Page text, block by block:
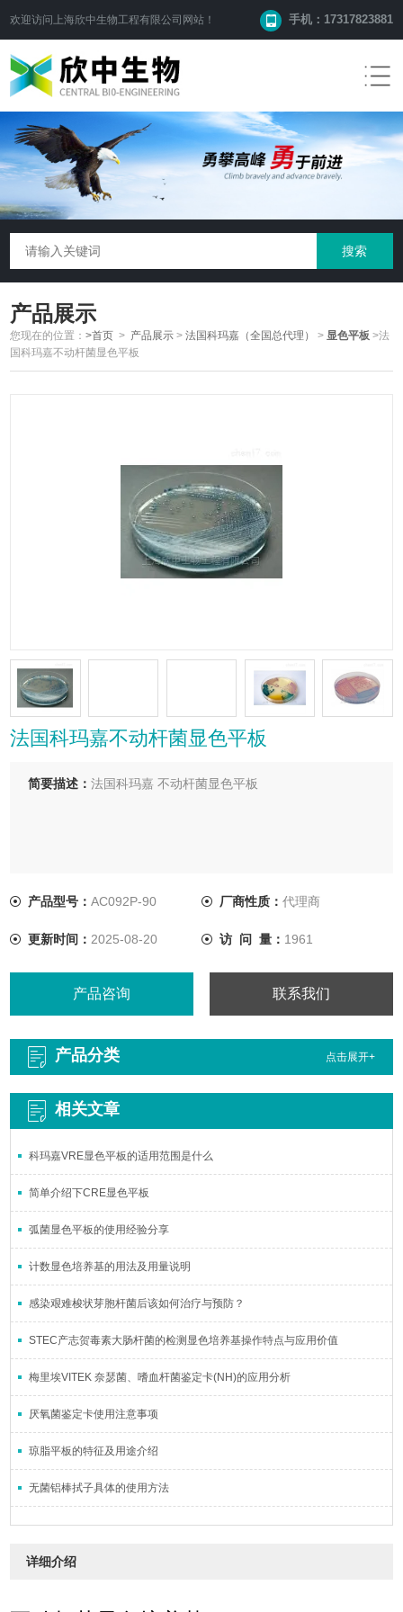
欢迎访问 上海欣中生物工程有限公司 网站！ 手机：17317823881
产品展示
您现在的位置：>首页 > 产品展示 >法国科玛嘉（全国总代理） > 显色平板 >法
国科玛嘉不动杆菌显色平板
法国科玛嘉不动杆菌显色平板
简要描述：法国科玛嘉 不动杆菌显色平板
产品型号：AC092P-90 厂商性质： 代理商
更新时间： 2025-08-20 访 问 量： 1961
产品咨询 联系我们
产品分类 点击展开+
相关文章
科玛嘉VRE显色平板的适用范围是什么
简单介绍下CRE显色平板
弧菌显色平板的使用经验分享
计数显色培养基的用法及用量说明
感染艰难梭状芽胞杆菌后该如何治疗与预防？
STEC产志贺毒素大肠杆菌的检测显色培养基操作特点与应用价值
梅里埃VITEK 奈瑟菌、嗜血杆菌鉴定卡(NH)的应用分析
厌氧菌鉴定卡使用注意事项
琼脂平板的特征及用途介绍
无菌铝棒拭子具体的使用方法
详细介绍